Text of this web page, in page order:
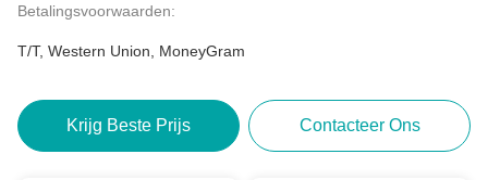
Betalingsvoorwaarden:
T/T, Western Union, MoneyGram
Krijg Beste Prijs Contacteer Ons